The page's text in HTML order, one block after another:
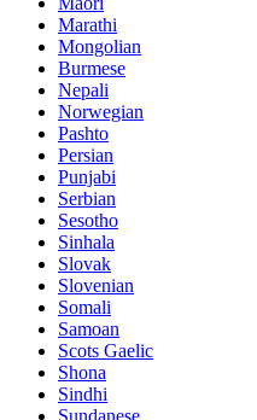
Marathi
Mongolian
Burmese
Nepali
Norwegian
Pashto
Persian
Punjabi
Serbian
Sesotho
Sinhala
Slovak
Slovenian
Somali
Samoan
Scots Gaelic
Shona
Sindhi
Sundanese